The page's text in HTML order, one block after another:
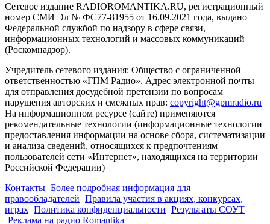
Сетевое издание RADIOROMANTIKA.RU, регистрационный
номер СМИ Эл № ФС77-81955 от 16.09.2021 года, выдано
Федеральной службой по надзору в сфере связи,
информационных технологий и массовых коммуникаций
(Роскомнадзор).
Учредитель сетевого издания: Общество с ограниченной
ответственностью «ГПМ Радио». Адрес электронной почты
для отправления досудебной претензии по вопросам
нарушения авторских и смежных прав: copyright@gpmradio.ru
На информационном ресурсе (сайте) применяются
рекомендательные технологии (информационные технологии
предоставления информации на основе сбора, систематизации
и анализа сведений, относящихся к предпочтениям
пользователей сети «Интернет», находящихся на территории
Российской Федерации)
Контакты Более подробная информация для
правообладателей Правила участия в акциях, конкурсах,
играх Политика конфиденциальности Результаты СОУТ
Реклама на радио Romantika